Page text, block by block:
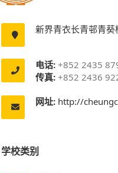
新界青衣长青邨青
电话: +852 2435
传真: +852 2436
网址: http://
学校类别